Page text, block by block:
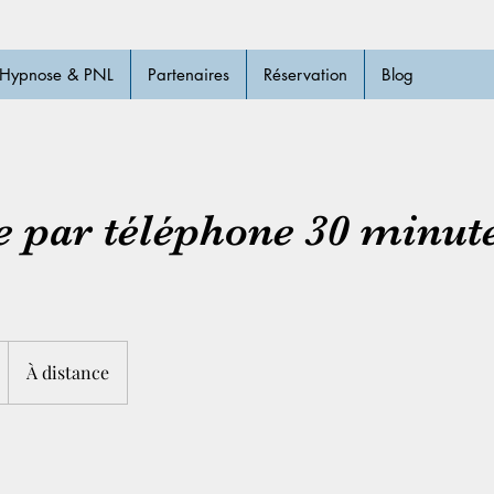
Hypnose & PNL Partenaires Réservation Blog
par téléphone 30
À distance